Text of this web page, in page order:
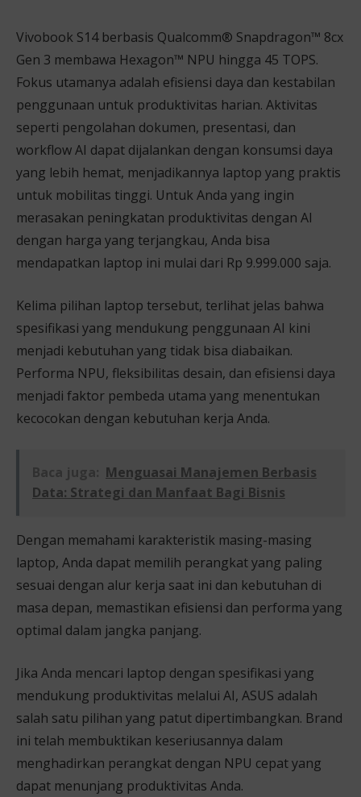
Vivobook S14 berbasis Qualcomm® Snapdragon™ 8cx
Gen 3 membawa Hexagon™ NPU hingga 45 TOPS.
Fokus utamanya adalah efisiensi daya dan kestabilan
penggunaan untuk produktivitas harian. Aktivitas
seperti pengolahan dokumen, presentasi, dan
workflow AI dapat dijalankan dengan konsumsi daya
yang lebih hemat, menjadikannya laptop yang praktis
untuk mobilitas tinggi. Untuk Anda yang ingin
merasakan peningkatan produktivitas dengan AI
dengan harga yang terjangkau, Anda bisa
mendapatkan laptop ini mulai dari Rp 9.999.000 saja.
Kelima pilihan laptop tersebut, terlihat jelas bahwa
spesifikasi yang mendukung penggunaan AI kini
menjadi kebutuhan yang tidak bisa diabaikan.
Performa NPU, fleksibilitas desain, dan efisiensi daya
menjadi faktor pembeda utama yang menentukan
kecocokan dengan kebutuhan kerja Anda.
Baca juga: Menguasai Manajemen Berbasis
Data: Strategi dan Manfaat Bagi Bisnis
Dengan memahami karakteristik masing-masing
laptop, Anda dapat memilih perangkat yang paling
sesuai dengan alur kerja saat ini dan kebutuhan di
masa depan, memastikan efisiensi dan performa yang
optimal dalam jangka panjang.
Jika Anda mencari laptop dengan spesifikasi yang
mendukung produktivitas melalui AI, ASUS adalah
salah satu pilihan yang patut dipertimbangkan. Brand
ini telah membuktikan keseriusannya dalam
menghadirkan perangkat dengan NPU cepat yang
dapat menunjang produktivitas Anda.